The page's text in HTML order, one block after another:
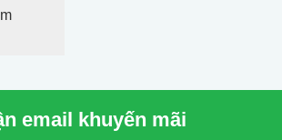
email khuyến mãi